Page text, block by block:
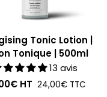
Tonic Lotion |
Tonique | 500ml
13 avis
HT 24,00€TTC